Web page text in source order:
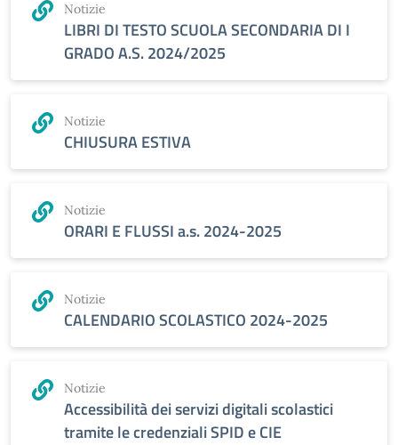
Notizie
LIBRI DI TESTO SCUOLA SECONDARIA DI I
GRADO A.S. 2024/2025
Notizie
CHIUSURA ESTIVA
Notizie
ORARI E FLUSSI a.s. 2024-2025
Notizie
CALENDARIO SCOLASTICO 2024-2025
Notizie
Accessibilità dei servizi digitali scolastici
tramite le credenziali SPID e CIE